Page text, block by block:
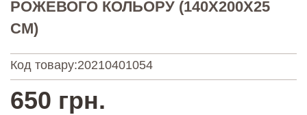
РОЖЕВОГО КОЛЬОРУ (140Х200Х25
СМ)
Код товару:20210401054
650 грн.